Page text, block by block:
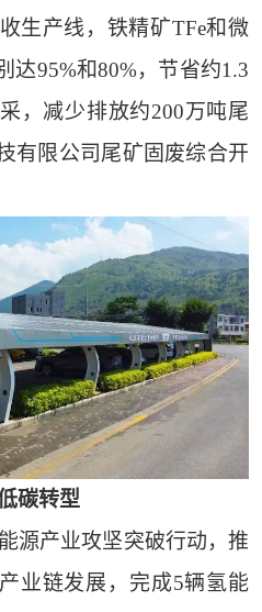
生产线，铁精矿TFe和微
达95%和80%，节省约1.3
，减少排放约200万吨尾
有限公司尾矿固废综合开
碳转型
源产业攻坚突破行动，推
业链发展，完成5辆氢能